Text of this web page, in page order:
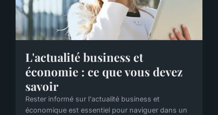
L'actualité business et
économie : ce que vous devez
savoir
Rester informé sur l'actualité business et
économique est essentiel pour naviguer dans un